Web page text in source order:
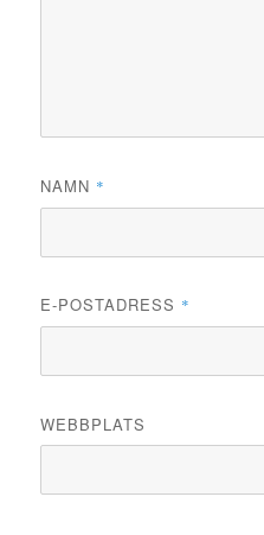
NAMN *
E-POSTADRESS *
WEBBPLATS